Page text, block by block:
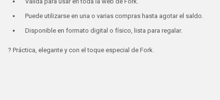
Puede utilizarse en una o varias compras hasta agotar el saldo.
Disponible en formato digital o físico, lista para regalar.
? Práctica, elegante y con el toque especial de Fork.